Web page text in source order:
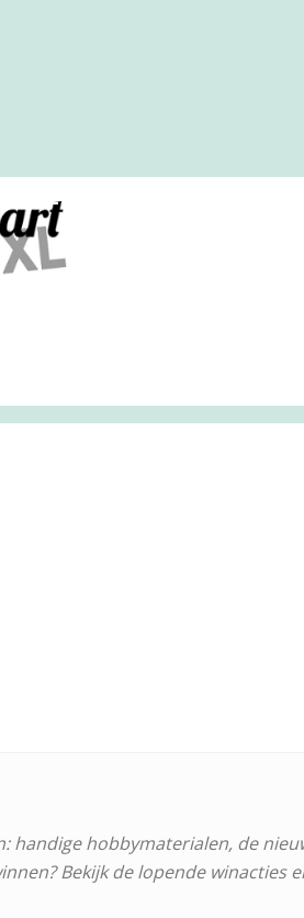
handige hobbymaterialen, de
Bekijk de lopende winacties